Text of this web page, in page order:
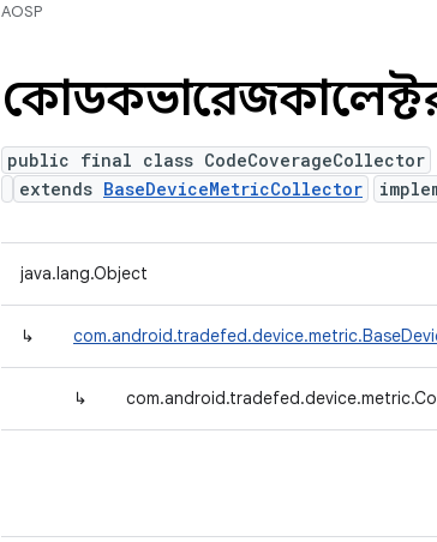
AOSP
public final class CodeCoverageCollector
extends BaseDeviceMetricCollector
java.lang.Object
↳
↳